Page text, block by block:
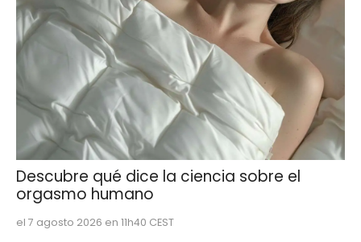
Descubre qué dice la ciencia sobre el
orgasmo humano
el 7 agosto 2026 en 11h40 CEST